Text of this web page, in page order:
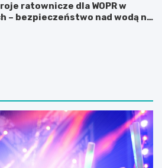
ratownicze dla WOPR w
– bezpieczeństwo nad wodą na